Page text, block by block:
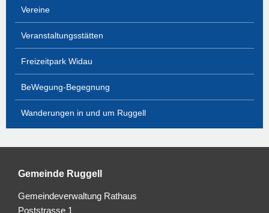
Vereine
Veranstaltungsstätten
Freizeitpark Widau
BeWegung-Begegnung
Wanderungen in und um Ruggell
Gemeinde Ruggell
Gemeindeverwaltung Rathaus
Poststrasse 1